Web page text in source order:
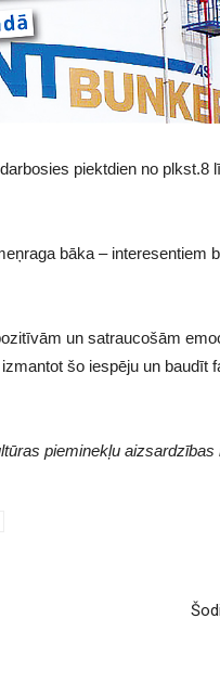
piektdien no plkst.8
bāka – interesentiem
un satraucošām
šo iespēju un baudīt
pieminekļu aizsardzības